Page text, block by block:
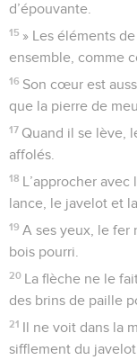
d’épouvante.
15 » Les éléments
ensemble, comme
16 Son cœur est
que la pierre de
17 Quand il se lève,
affolés.
18 L’approcher
lance, le javelot et
19 A ses yeux, le fer
bois pourri.
20 La flèche ne le
des brins de paille
21 Il ne voit dans la
sifflement du javelot.